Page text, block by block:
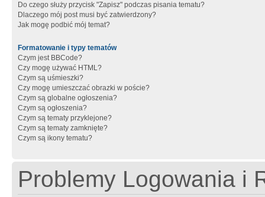
Do czego służy przycisk "Zapisz" podczas pisania tematu?
Dlaczego mój post musi być zatwierdzony?
Jak mogę podbić mój temat?
Formatowanie i typy tematów
Czym jest BBCode?
Czy mogę używać HTML?
Czym są uśmieszki?
Czy mogę umieszczać obrazki w poście?
Czym są globalne ogłoszenia?
Czym są ogłoszenia?
Czym są tematy przyklejone?
Czym są tematy zamknięte?
Czym są ikony tematu?
Problemy Logowania i